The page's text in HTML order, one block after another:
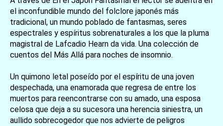
el inconfundible mundo del folclore japonés más
tradicional, un mundo poblado de fantasmas, seres
espectrales y espíritus sobrenaturales a los que la pluma
magistral de Lafcadio Hearn da vida. Una colección de
cuentos del Más Allá para noches de insomnio.
Un quimono letal poseído por el espíritu de una joven
despechada, una enamorada que regresa de entre los
muertos para reencontrarse con su amado, una esposa
celosa que deja a su sucesora una herencia siniestra, un
aullido sobrecogedor que nos advierte de peligros